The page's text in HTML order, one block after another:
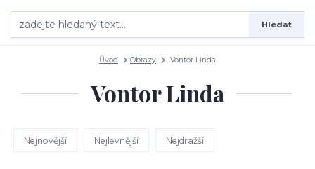
Hledat
Úvod Obrazy Vontor Linda
Vontor Linda
Nejnovější Nejlevnější Nejdražší